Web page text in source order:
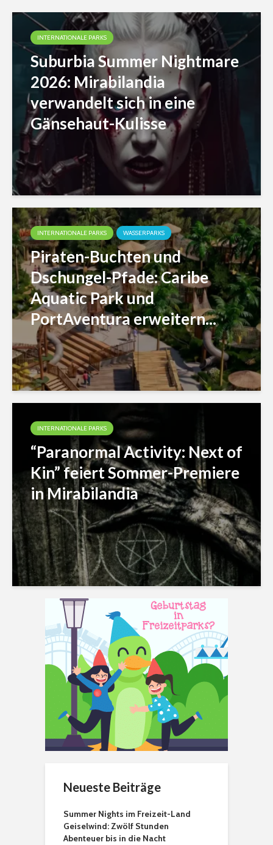
INTERNATIONALE PARKS
Suburbia Summer Nightmare
2026: Mirabilandia
verwandelt sich in eine
Gänsehaut-Kulisse
INTERNATIONALE PARKS WASSERPARKS
Piraten-Buchten und
Dschungel-Pfade: Caribe
Aquatic Park und
PortAventura erweitern...
INTERNATIONALE PARKS
“Paranormal Activity: Next of
Kin” feiert Sommer-Premiere
in Mirabilandia
Neueste Beiträge
Summer Nights im Freizeit-Land
Geiselwind: Zwölf Stunden
Abenteuer bis in die Nacht